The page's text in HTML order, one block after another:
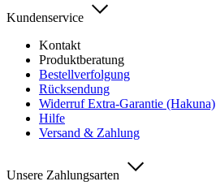
Kundenservice
Kontakt
Produktberatung
Bestellverfolgung
Rücksendung
Widerruf Extra-Garantie (Hakuna)
Hilfe
Versand & Zahlung
Unsere Zahlungsarten